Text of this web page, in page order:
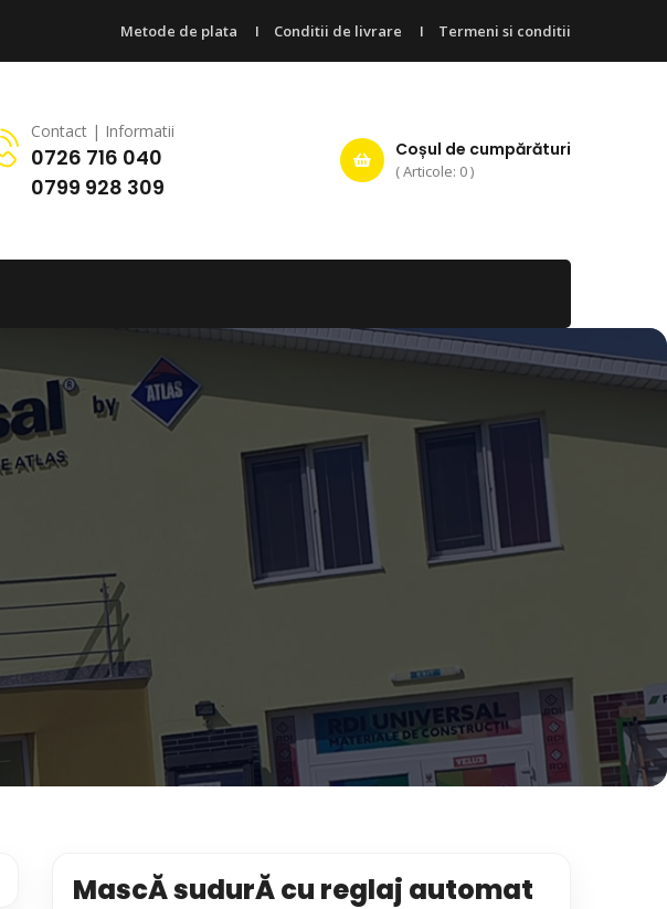
Metode de plata Conditii de livrare Termeni si conditii
Contact | Informatii
0726 716 040
0799 928 309
Coșul de cumpărături
( Articole: 0 )
MascĂ sudurĂ cu reglaj automat